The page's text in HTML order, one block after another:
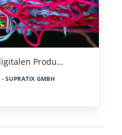
Produ…
- SUPRATIX GMBH